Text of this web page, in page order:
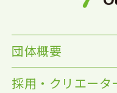
団体概要
採用・クリエータ